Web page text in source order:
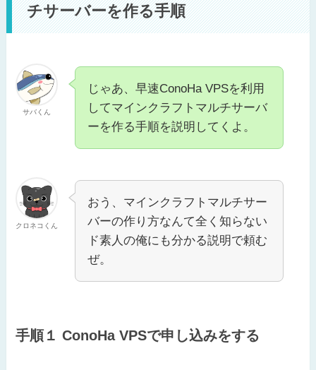
チサーバーを作る手順
サバくん
じゃあ、早速ConoHa VPSを利用
してマインクラフトマルチサーバ
ーを作る手順を説明してくよ。
クロネコくん
おう、マインクラフトマルチサー
バーの作り方なんて全く知らない
ド素人の俺にも分かる説明で頼む
ぜ。
手順１ ConoHa VPSで申し込みをする